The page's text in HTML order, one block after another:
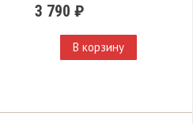
3 790 ₽
В корзину